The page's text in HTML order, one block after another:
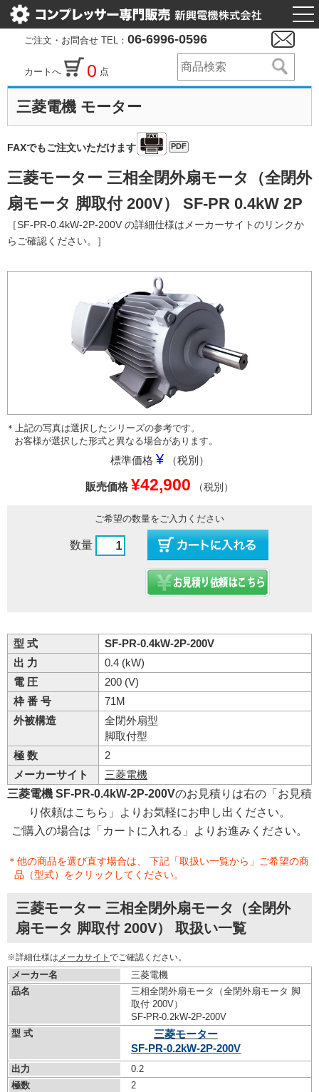
ご注文・お問合せ TEL： 06-6996-0596
カートへ 0 点
三菱電機 モーター
FAXでもご注文いただけます PDF
三菱モーター 三相全閉外扇モータ（全閉外
扇モータ 脚取付 200V） SF-PR 0.4kW 2P
［SF-PR-0.4kW-2P-200V の詳細仕様はメーカーサイトのリンクか
らご確認ください。］
＊上記の写真は選択したシリーズの参考です。
お客様が選択した形式と異なる場合があります。
標準価格 ¥ （税別）
販売価格 ¥42,900 （税別）
ご希望の数量をご入力ください
数量
型 式
SF-PR-0.4kW-2P-200V
出 力
0.4 (kW)
電 圧
200 (V)
枠 番 号
71M
外被構造
全閉外扇型
脚取付型
極 数
2
メーカーサイト
三菱電機
三菱電機 SF-PR-0.4kW-2P-200Vのお見積りは右の「お見積
り依頼はこちら」よりお気軽にお申し出ください。
ご購入の場合は「カートに入れる」よりお進みください。
＊他の商品を選び直す場合は、 下記「取扱い一覧から」ご希望の商
品（型式）をクリックしてください。
三菱モーター 三相全閉外扇モータ（全閉外
扇モータ 脚取付 200V） 取扱い一覧
※詳細仕様は メーカサイト でご確認ください。
メーカー名
三菱電機
品名
三相全閉外扇モータ（全閉外扇モータ 脚
取付 200V）
SF-PR-0.2kW-2P-200V
型 式
三菱モーター
SF-PR-0.2kW-2P-200V
出力
0.2
極数
2